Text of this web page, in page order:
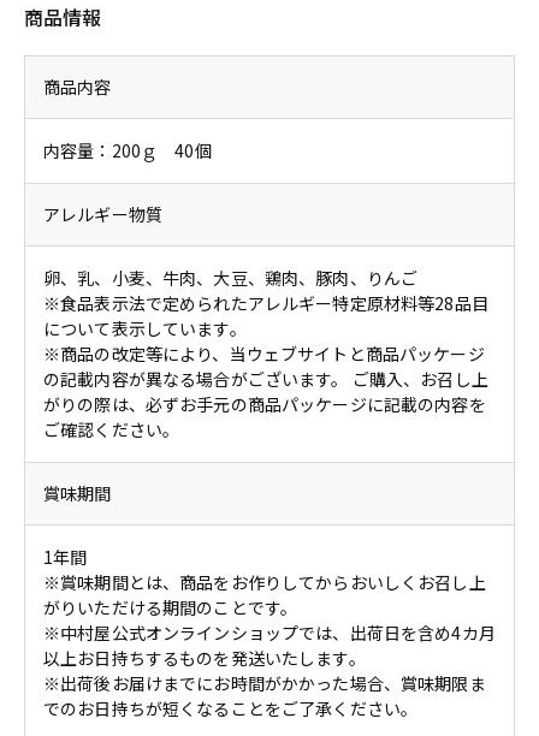
商品情報
商品内容
内容量：200ｇ 40個
アレルギー物質
卵、乳、小麦、牛肉、大豆、鶏肉、豚肉、りんご
※食品表示法で定められたアレルギー特定原材料等28品目
について表示しています。
※商品の改定等により、当ウェブサイトと商品パッケージ
の記載内容が異なる場合がございます。 ご購入、お召し上
がりの際は、必ずお手元の商品パッケージに記載の内容を
ご確認ください。
賞味期間
1年間
※賞味期間とは、商品をお作りしてからおいしくお召し上
がりいただける期間のことです。
※中村屋公式オンラインショップでは、出荷日を含め4カ月
以上お日持ちするものを発送いたします。
※出荷後お届けまでにお時間がかかった場合、賞味期限ま
でのお日持ちが短くなることをご了承ください。